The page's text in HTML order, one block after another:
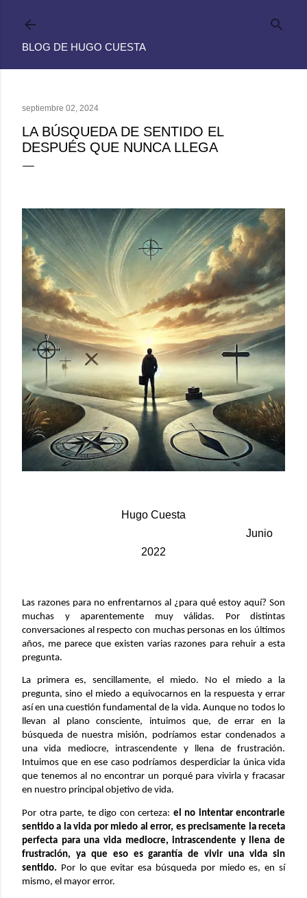
BLOG DE HUGO CUESTA
septiembre 02, 2024
LA BÚSQUEDA DE SENTIDO EL
DESPUÉS QUE NUNCA LLEGA
Hugo Cuesta
Junio
2022
Las razones para no enfrentarnos al ¿para qué estoy aquí? Son
muchas y aparentemente muy válidas. Por distintas
conversaciones al respecto con muchas personas en los últimos
años, me parece que existen varias razones para rehuir a esta
pregunta.
La primera es, sencillamente, el miedo. No el miedo a la
pregunta, sino el miedo a equivocarnos en la respuesta y errar
así en una cuestión fundamental de la vida. Aunque no todos lo
llevan al plano consciente, intuimos que, de errar en la
búsqueda de nuestra misión, podríamos estar condenados a
una vida mediocre, intrascendente y llena de frustración.
Intuimos que en ese caso podríamos desperdiciar la única vida
que tenemos al no encontrar un porqué para vivirla y fracasar
en nuestro principal objetivo de vida.
Por otra parte, te digo con certeza: el no intentar encontrarle
sentido a la vida por miedo al error, es precisamente la receta
perfecta para una vida mediocre, intrascendente y llena de
frustración, ya que eso es garantía de vivir una vida sin
sentido. Por lo que evitar esa búsqueda por miedo es, en sí
mismo, el mayor error.